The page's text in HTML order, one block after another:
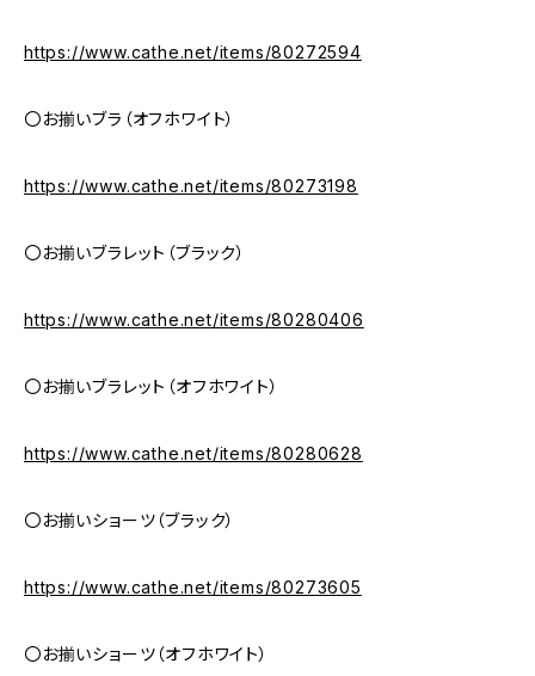
https://www.cathe.net/items/80272594
〇お揃いブラ（オフホワイト）
https://www.cathe.net/items/80273198
〇お揃いブラレット（ブラック）
https://www.cathe.net/items/80280406
〇お揃いブラレット（オフホワイト）
https://www.cathe.net/items/80280628
〇お揃いショーツ（ブラック）
https://www.cathe.net/items/80273605
〇お揃いショーツ（オフホワイト）